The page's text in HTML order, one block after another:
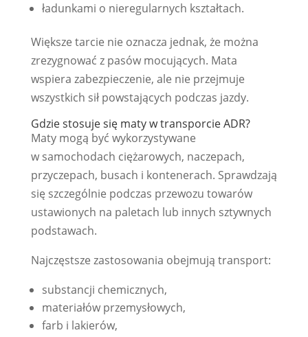
ładunkami o nieregularnych kształtach.
Większe tarcie nie oznacza jednak, że można
zrezygnować z pasów mocujących. Mata
wspiera zabezpieczenie, ale nie przejmuje
wszystkich sił powstających podczas jazdy.
Gdzie stosuje się maty w transporcie ADR?
Maty mogą być wykorzystywane
w samochodach ciężarowych, naczepach,
przyczepach, busach i kontenerach. Sprawdzają
się szczególnie podczas przewozu towarów
ustawionych na paletach lub innych sztywnych
podstawach.
Najczęstsze zastosowania obejmują transport:
substancji chemicznych,
materiałów przemysłowych,
farb i lakierów,